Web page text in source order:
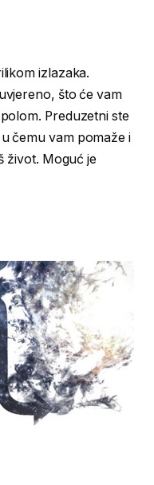
izlazaka.
što će vam
Preduzetni ste
čemu vam pomaže i
život. Moguć je